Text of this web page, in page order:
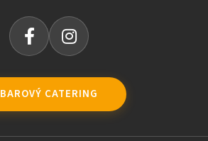
BAROVÝ CATERING